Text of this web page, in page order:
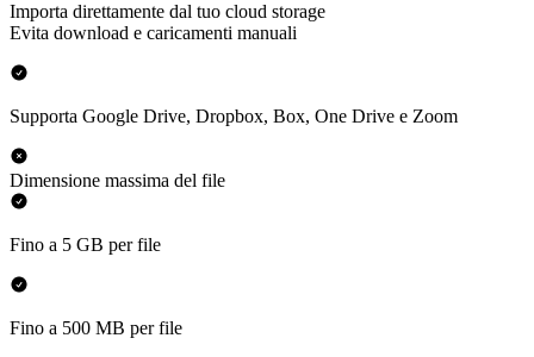
Importa direttamente dal tuo cloud storage
Evita download e caricamenti manuali
Supporta Google Drive, Dropbox, Box, One Drive e Zoom
Dimensione massima del file
Fino a 5 GB per file
Fino a 500 MB per file